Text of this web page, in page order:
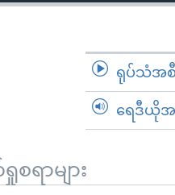
ရုပ်သံအစီ
ရေဒီယိုအ
စရာများ